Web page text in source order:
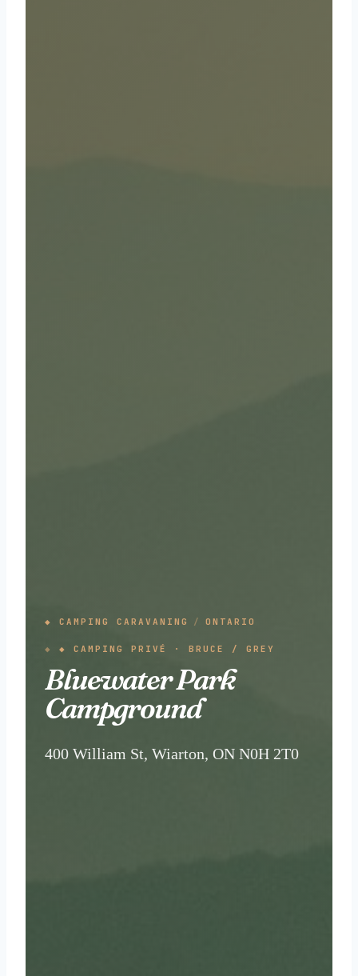
◆ CAMPING CARAVANING / ONTARIO
◆ CAMPING PRIVÉ · BRUCE / GREY
Bluewater Park
Campground
400 William St, Wiarton, ON N0H 2T0